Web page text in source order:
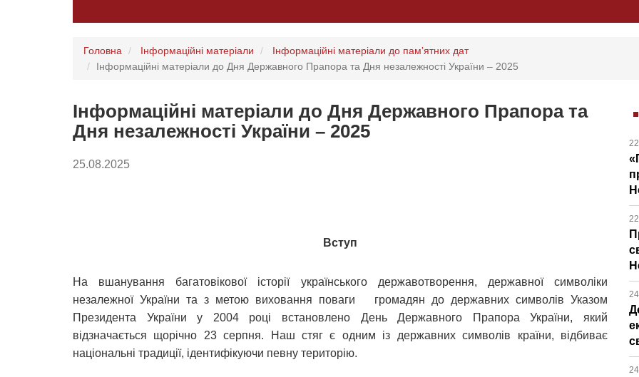
Головна Інформаційні матеріали
Інформаційні матеріали до памʼятних дат
Інформаційні матеріали до Дня Державного Прапора та Дня незалежності України – 2025
Інформаційні матеріали до Дня Державного Прапора та
Дня незалежності України – 2025
25.08.2025
Вступ
На вшанування багатовікової історії українського державотворення, державної символіки
незалежної України та з метою виховання поваги громадян до державних символів Указом
Президента України у 2004 році встановлено День Державного Прапора України, який
відзначається щорічно 23 серпня. Наш стяг є одним із державних символів країни, відбиває
національні традиції, ідентифікуючи певну територію.